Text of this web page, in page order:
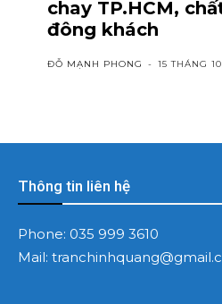
chay TP.HCM,
đông khách
ĐỖ MẠNH PHONG - 15 THÁNG
Thông tin liên hệ
Phone: 035 999 3610
Mail: